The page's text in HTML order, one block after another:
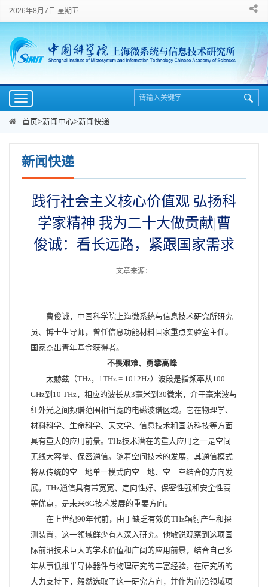
2026年8月7日 星期五
Toggle
navigation
首页>新闻中心>新闻快递
新闻快递
践行社会主义核心价值观 弘扬科
学家精神 我为二十大做贡献|曹
俊诚：看长远路，紧跟国家需求
文章来源：
曹俊诚，中国科学院上海微系统与信息技术研究所研究
员、博士生导师，曾任信息功能材料国家重点实验室主任。
国家杰出青年基金获得者。
不畏艰难、勇攀高峰
太赫兹（THz，1THz = 1012Hz）波段是指频率从100
GHz到10 THz，相应的波长从3毫米到30微米，介于毫米波与
红外光之间频谱范围相当宽的电磁波谱区域。它在物理学、
材料科学、生命科学、天文学、信息技术和国防科技等方面
具有重大的应用前景。THz技术潜在的重大应用之一是空间
无线大容量、保密通信。随着空间技术的发展，其通信模式
将从传统的空－地单一模式向空－地、空－空结合的方向发
展。THz通信具有带宽宽、定向性好、保密性强和安全性高
等优点，是未来6G技术发展的重要方向。
在上世纪90年代前，由于缺乏有效的THz辐射产生和探
测装置，这一领域鲜少有人深入研究。他敏锐观察到这项国
际前沿技术巨大的学术价值和广阔的应用前景，结合自己多
年从事低维半导体器件与物理研究的丰富经验，在研究所的
大力支持下，毅然选取了这一研究方向，并作为前沿领域项